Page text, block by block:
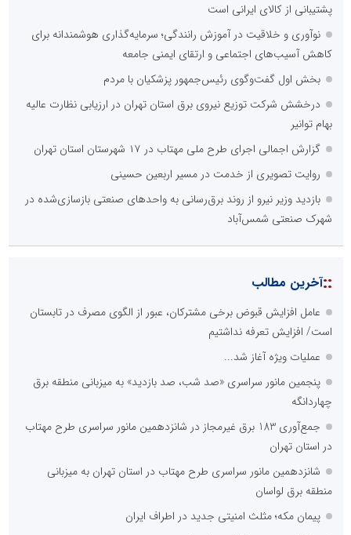
پشتیبانی از کالای ایرانی است
نوآوری و خلاقیت در آموزش رانندگی؛ سرمایه‌گذاری هوشمندانه برای
کاهش آسیب‌های اجتماعی و ارتقای ایمنی جامعه
بخش اول گفت‌وگوی رئیس‌جمهور پزشکیان با مردم
درخشش شرکت توزیع نیروی برق استان تهران در ارزیابی نظارت عالیه
بهام توانیر
گزارش اجمالی اجرای طرح ملی مهتاب در ۱۷ شهرستان استان تهران
روایت تصویری از خدمت در مسیر اربعین حسینی
بازدید وزیر نیرو از روند برق‌رسانی به واحدهای صنعتی بازسازی‌شده در
شهرک صنعتی شمس‌آباد
::آخرین مطالب
عامل افزایش قبوض برخی مشترکان، عبور از الگوی مصرف در تابستان
است/ افزایش تعرفه نداشتیم
عملیات ویژه آغاز شد...
پنجمین مانور سراسری «صد شب، صد بازدید» به میزبانی منطقه برق
چهاردانگه
جمع‌آوری 183 برق غیرمجاز در شانزدهمین مانور سراسری طرح مهتاب
در استان تهران
شانزدهمین مانور سراسری طرح مهتاب در استان تهران به میزبانی
منطقه برق لواسان
پیمان مکه؛ مثلث امنیتی جدید در اطراف ایران